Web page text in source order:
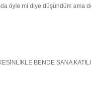
öyle mi diye düşündüm ama
BENDE SANA